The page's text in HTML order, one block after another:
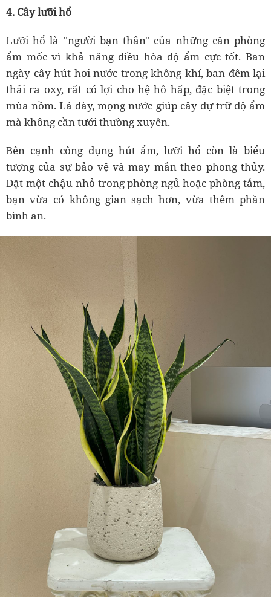
4. Cây lưỡi hổ
Lưỡi hổ là "người bạn thân" của những căn phòng
ẩm mốc vì khả năng điều hòa độ ẩm cực tốt. Ban
ngày cây hút hơi nước trong không khí, ban đêm lại
thải ra oxy, rất có lợi cho hệ hô hấp, đặc biệt trong
mùa nồm. Lá dày, mọng nước giúp cây dự trữ độ ẩm
mà không cần tưới thường xuyên.
Bên cạnh công dụng hút ẩm, lưỡi hổ còn là biểu
tượng của sự bảo vệ và may mắn theo phong thủy.
Đặt một chậu nhỏ trong phòng ngủ hoặc phòng tắm,
bạn vừa có không gian sạch hơn, vừa thêm phần
bình an.